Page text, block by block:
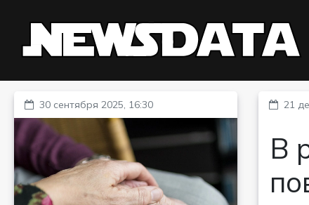
30 сентября 2025, 16:30 21
В